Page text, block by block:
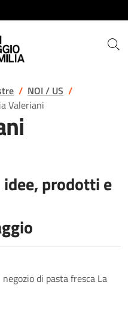
di Reggio Emilia
NOI / US
Valeriani
prodotti e
di pasta fresca La